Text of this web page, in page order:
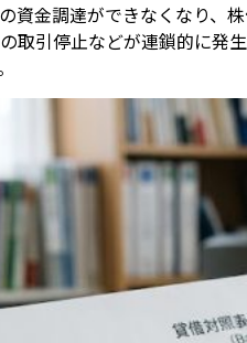
資金調達ができなくなり、
取引停止などが連鎖的に発